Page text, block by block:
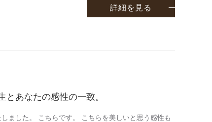
詳細を見る
あなたの感性の一致。
ました。 こちらです。 こちらを美しいと思う感性も